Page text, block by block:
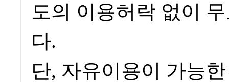
도의 이용허락 없이
다.
단, 자유이용이 가능